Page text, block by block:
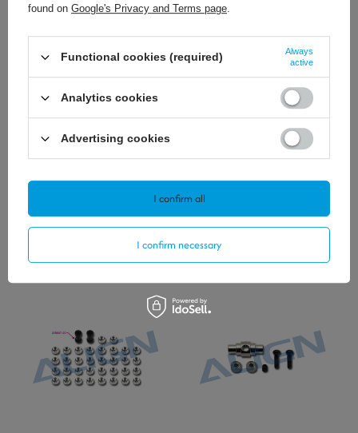
3,72 € 4,65 €
9,07 €
found on Google's Privacy and Terms page.
Functional cookies (required)
Always
active
Analytics cookies
Advertising cookies
I confirm necessary
I confirm all